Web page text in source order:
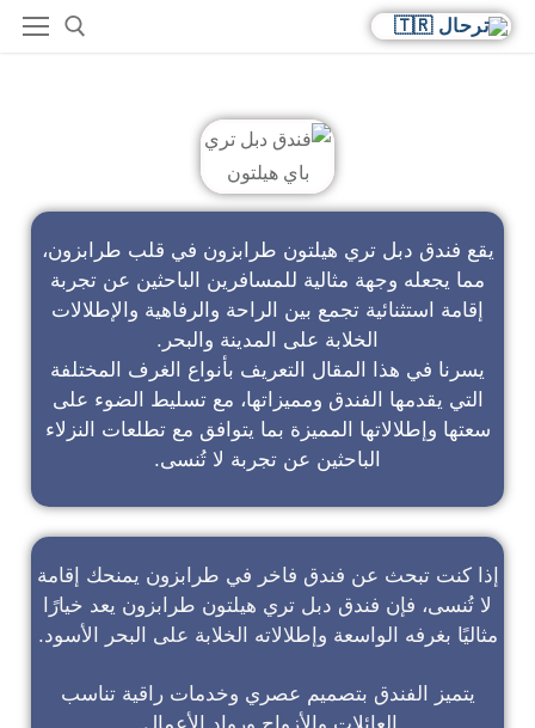
يقع فندق دبل تري هيلتون طرابزون في قلب طرابزون،
مما يجعله وجهة مثالية للمسافرين الباحثين عن تجربة
إقامة استثنائية تجمع بين الراحة والرفاهية والإطلالات
الخلابة على المدينة والبحر.
يسرنا في هذا المقال التعريف بأنواع الغرف المختلفة
التي يقدمها الفندق ومميزاتها، مع تسليط الضوء على
سعتها وإطلالاتها المميزة بما يتوافق مع تطلعات النزلاء
الباحثين عن تجربة لا تُنسى.
إذا كنت تبحث عن فندق فاخر في طرابزون يمنحك إقامة
لا تُنسى، فإن فندق دبل تري هيلتون طرابزون يعد خيارًا
مثاليًا بغرفه الواسعة وإطلالاته الخلابة على البحر الأسود.
يتميز الفندق بتصميم عصري وخدمات راقية تناسب